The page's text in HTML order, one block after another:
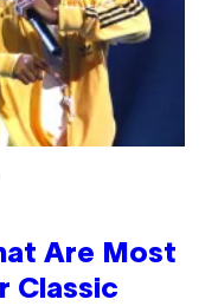
Are Most
Classic